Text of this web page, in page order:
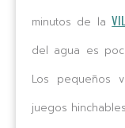
minutos de la
del agua es
Los pequeños
juegos